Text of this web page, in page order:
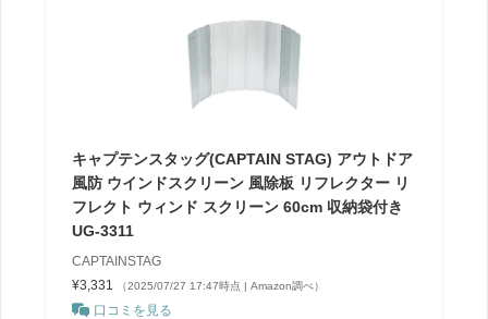
キャプテンスタッグ(CAPTAIN STAG) アウトドア
風防 ウインドスクリーン 風除板 リフレクター リ
フレクト ウィンド スクリーン 60cm 収納袋付き
UG-3311
CAPTAINSTAG
¥3,331
（2025/07/27 17:47時点 | Amazon調べ）
口コミを見る